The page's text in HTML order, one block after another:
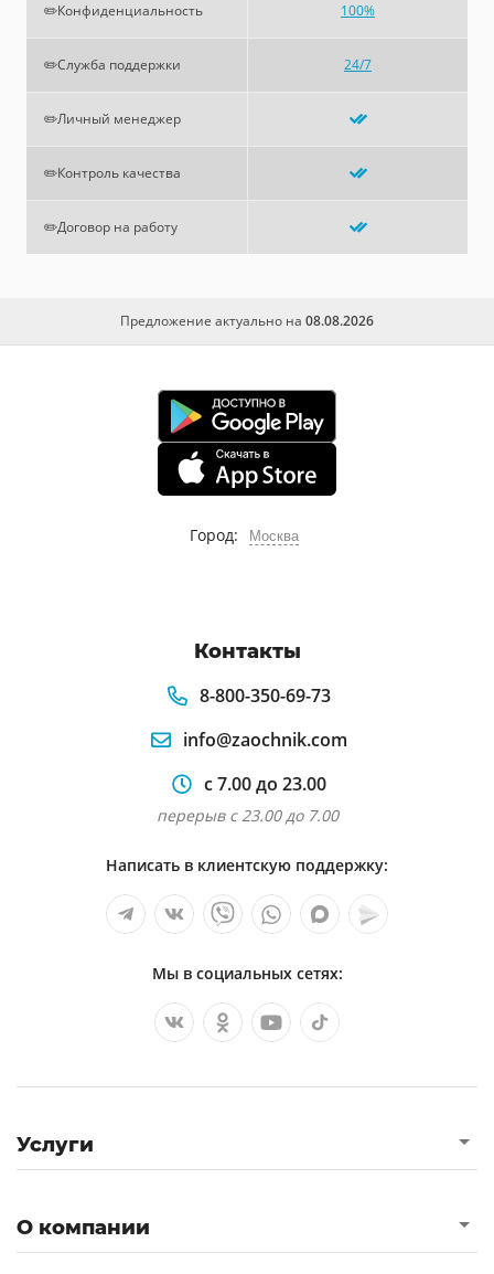
✏️Конфиденциальность 100%
✏️Служба поддержки 24/7
✏️Личный менеджер
✏️Контроль качества
✏️Договор на работу
Предложение актуально на 08.08.2026
Город: Москва
Контакты
8-800-350-69-73
info@zaochnik.com
с 7.00 до 23.00
перерыв с 23.00 до 7.00
Написать в клиентскую поддержку:
Мы в социальных сетях:
Услуги
О компании